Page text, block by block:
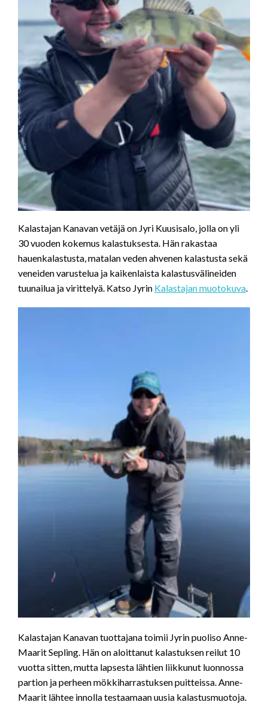
Kalastajan Kanavan vetäjä on Jyri Kuusisalo, jolla on yli
30 vuoden kokemus kalastuksesta. Hän rakastaa
hauenkalastusta, matalan veden ahvenen kalastusta sekä
veneiden varustelua ja kaikenlaista kalastusvälineiden
tuunailua ja virittelyä. Katso Jyrin Kalastajan muotokuva.
Kalastajan Kanavan tuottajana toimii Jyrin puoliso Anne-
Maarit Sepling. Hän on aloittanut kalastuksen reilut 10
vuotta sitten, mutta lapsesta lähtien liikkunut luonnossa
partion ja perheen mökkiharrastuksen puitteissa. Anne-
Maarit lähtee innolla testaamaan uusia kalastusmuotoja.